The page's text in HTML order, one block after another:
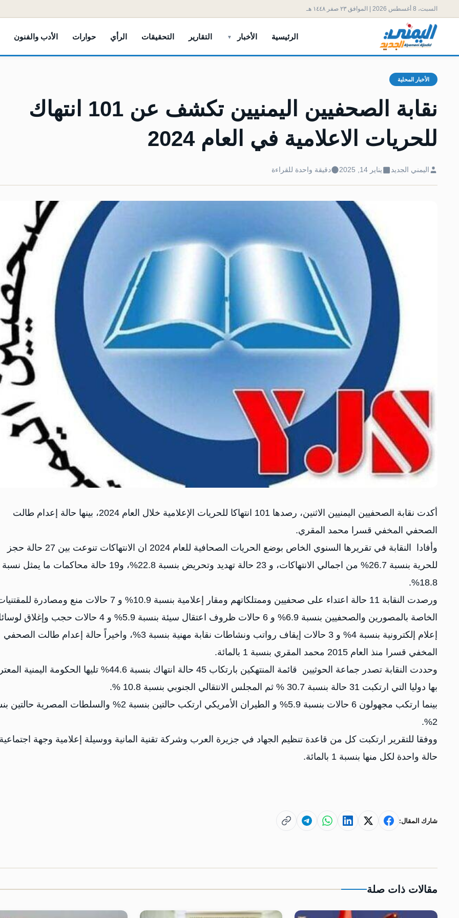
السبت، 8 أغسطس 2026 | الموافق ٢٣ صفر ١٤٤٨ هـ
الرئيسية الأخبار التقارير التحقيقات الرأي حوارات الأدب والفنون
الأخبار المحلية
نقابة الصحفيين اليمنيين تكشف عن 101 انتهاك
للحريات الاعلامية في العام 2024
اليمني الجديد يناير 14, 2025 دقيقة واحدة للقراءة
أكدت نقابة الصحفيين اليمنيين الاثنين، رصدها 101 انتهاكا للحريات الإعلامية خلال العام 2024، بينها حالة إعدام طالت
الصحفي المخفي قسرا محمد المقري.
وأفادا النقابة في تقريرها السنوي الخاص بوضع الحريات الصحافية للعام 2024 ان الانتهاكات تنوعت بين 27 حالة حجز
للحرية بنسبة 26.7% من اجمالي الانتهاكات، و 23 حالة تهديد وتحريض بنسبة 22.8%، و19 حالة محاكمات ما يمثل نسبة
18.8%.
ورصدت النقابة 11 حالة اعتداء على صحفيين وممتلكاتهم ومقار إعلامية بنسبة 10.9% و 7 حالات منع ومصادرة
الخاصة بالمصورين والصحفيين بنسبة 6.9% و 6 حالات ظروف اعتقال سيئة بنسبة 5.9% و 4 حالات حجب وإغلاق
إعلام إلكترونية بنسبة 4% و 3 حالات إيقاف رواتب ونشاطات نقابة مهنية بنسبة 3%، واخيراً حالة إعدام طالت الصحفي
المخفي قسرا منذ العام 2015 محمد المقري بنسبة 1 بالمائة.
وحددت النقابة تصدر جماعة الحوثيين قائمة المنتهكين بارتكاب 45 حالة انتهاك بنسبة 44.6% تليها الحكومة
بها دوليا التي ارتكبت 31 حالة بنسبة 30.7 % ثم المجلس الانتقالي الجنوبي بنسبة 10.8 %.
بينما ارتكب مجهولون 6 حالات بنسبة 5.9% و الطيران الأمريكي ارتكب حالتين بنسبة 2% والسلطات المصرية
2%.
ووفقا للتقرير ارتكبت كل من قاعدة تنظيم الجهاد في جزيرة العرب وشركة تقنية المانية ووسيلة إعلامية وجهة اجتماعية
حالة واحدة لكل منها بنسبة 1 بالمائة.
شارك المقال:
مقالات ذات صلة